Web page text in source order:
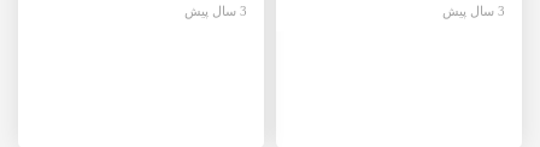
3 سال پیش 3 سال پیش